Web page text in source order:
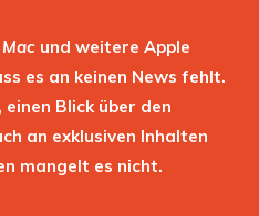
Mac und weitere Apple
es an keinen News fehlt.
Blick über den
an exklusiven Inhalten
mangelt es nicht.